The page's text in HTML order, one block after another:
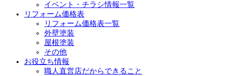
イベント・チラシ情報一覧
リフォーム価格表
リフォーム価格表一覧
外壁塗装
屋根塗装
その他
お役立ち情報
職人直営店だからできること